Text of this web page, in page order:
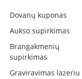
Dovanų kuponas
Aukso supirkimas
Brangakmenių
supirkimas
Graviravimas lazeriu